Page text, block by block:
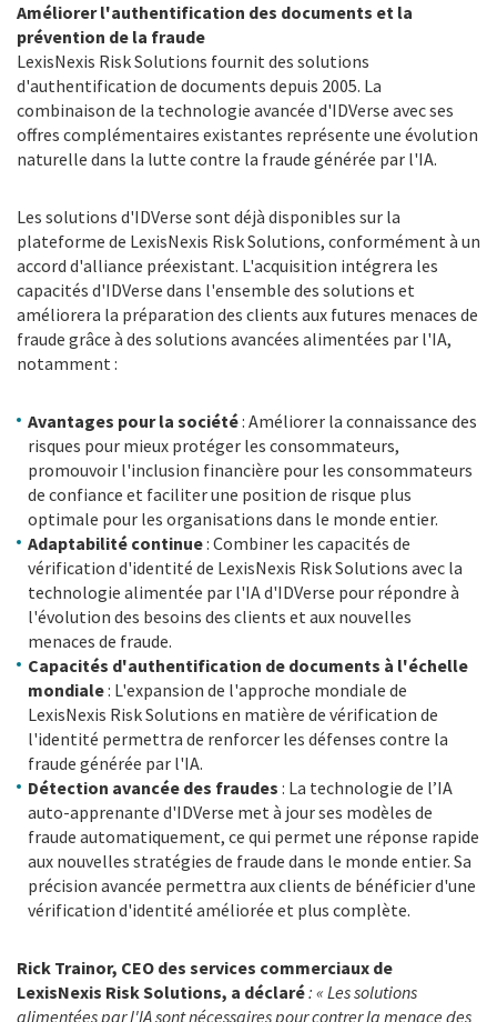
Améliorer l'authentification des documents et la
prévention de la fraude
LexisNexis Risk Solutions fournit des solutions
d'authentification de documents depuis 2005. La
combinaison de la technologie avancée d'IDVerse avec ses
offres complémentaires existantes représente une évolution
naturelle dans la lutte contre la fraude générée par l'IA.
Les solutions d'IDVerse sont déjà disponibles sur la
plateforme de LexisNexis Risk Solutions, conformément à un
accord d'alliance préexistant. L'acquisition intégrera les
capacités d'IDVerse dans l'ensemble des solutions et
améliorera la préparation des clients aux futures menaces de
fraude grâce à des solutions avancées alimentées par l'IA,
notamment :
Avantages pour la société: Améliorer la connaissance des
risques pour mieux protéger les consommateurs,
promouvoir l'inclusion financière pour les consommateurs
de confiance et faciliter une position de risque plus
optimale pour les organisations dans le monde entier.
Adaptabilité continue: Combiner les capacités de
vérification d'identité de LexisNexis Risk Solutions avec la
technologie alimentée par l'IA d'IDVerse pour répondre à
l'évolution des besoins des clients et aux nouvelles
menaces de fraude.
Capacités d'authentification de documents à l'échelle
mondiale: L'expansion de l'approche mondiale de
LexisNexis Risk Solutions en matière de vérification de
l'identité permettra de renforcer les défenses contre la
fraude générée par l'IA.
Détection avancée des fraudes : La technologie de l’IA
auto-apprenante d'IDVerse met à jour ses modèles de
fraude automatiquement, ce qui permet une réponse rapide
aux nouvelles stratégies de fraude dans le monde entier. Sa
précision avancée permettra aux clients de bénéficier d'une
vérification d'identité améliorée et plus complète.
Rick Trainor, CEO des services commerciaux de
LexisNexis Risk Solutions, a déclaré: « Les solutions
alimentées par l'IA sont nécessaires pour contrer la menace des